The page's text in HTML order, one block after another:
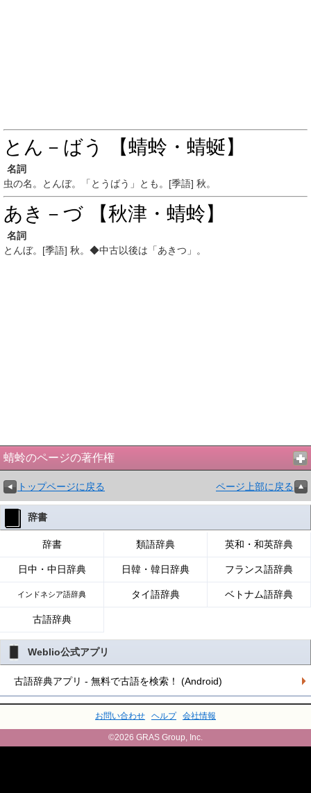
とん－ばう 【蜻蛉・蜻蜒】
名詞
虫の名。とんぼ。「とうばう」とも。[季語] 秋。
あき－づ 【秋津・蜻蛉】
名詞
とんぼ。[季語] 秋。◆中古以後は「あきつ」。
蜻蛉のページの著作権
トップページに戻る ページ上部に戻る
辞書
辞書 類語辞典 英和・和英辞典
日中・中日辞典 日韓・韓日辞典 フランス語辞典
インドネシア語辞典 タイ語辞典 ベトナム語辞典
古語辞典
Weblio公式アプリ
古語辞典アプリ - 無料で古語を検索！ (Android)
お問い合わせ ヘルプ 会社情報
©2026 GRAS Group, Inc.